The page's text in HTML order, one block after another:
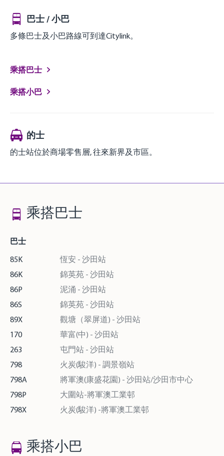
巴士 / 小巴
多條巴士及小巴路線可到達Citylink。
乘搭巴士
乘搭小巴
的士
的士站位於商場零售層, 往來新界及市區。
乘搭巴士
巴士
85K
恆安 - 沙田站
86K
錦英苑 - 沙田站
86P
泥涌 - 沙田站
86S
錦英苑 - 沙田站
89X
觀塘（翠屏道) - 沙田站
170
華富(中) - 沙田站
263
屯門站 - 沙田站
798
火炭(駿洋) - 調景嶺站
798A
將軍澳(康盛花園) - 沙田站/沙田市中心
798P
大圍站-將軍澳工業邨
798X
火炭(駿洋) -將軍澳工業邨
乘搭小巴